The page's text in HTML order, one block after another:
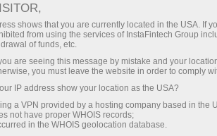
外匯交易者的股
器
本页面可以帮助CFD的交易者们。
所交易账户的股息信息和最近的付
shows that you are currently located in the USA. If
from using the services of InstaFintech Group
of funds, etc.
are seeing this message by mistake and your
you must leave the website in order to comply
IP address show your location as the USA?
a VPN provided by a hosting company based in the
not have proper WHOIS records;
in the WHOIS geolocation database.